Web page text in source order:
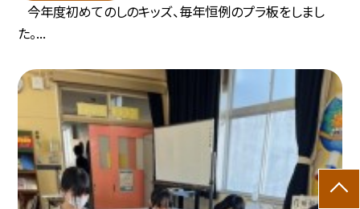
今年度初めてのしのキッズ、毎年恒例のプラ板をしまし
た。...